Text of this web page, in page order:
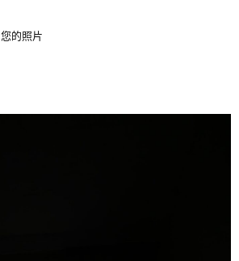
您的照片